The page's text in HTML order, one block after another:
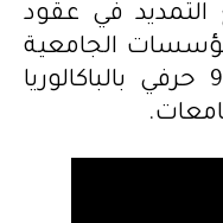
التمديد في عقود
الجامعية
والبالغ عددهم 2637 و 959 حرفي بالباكالوريا